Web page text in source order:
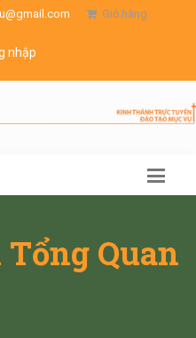
Giỏ hàng
nhập
Quan